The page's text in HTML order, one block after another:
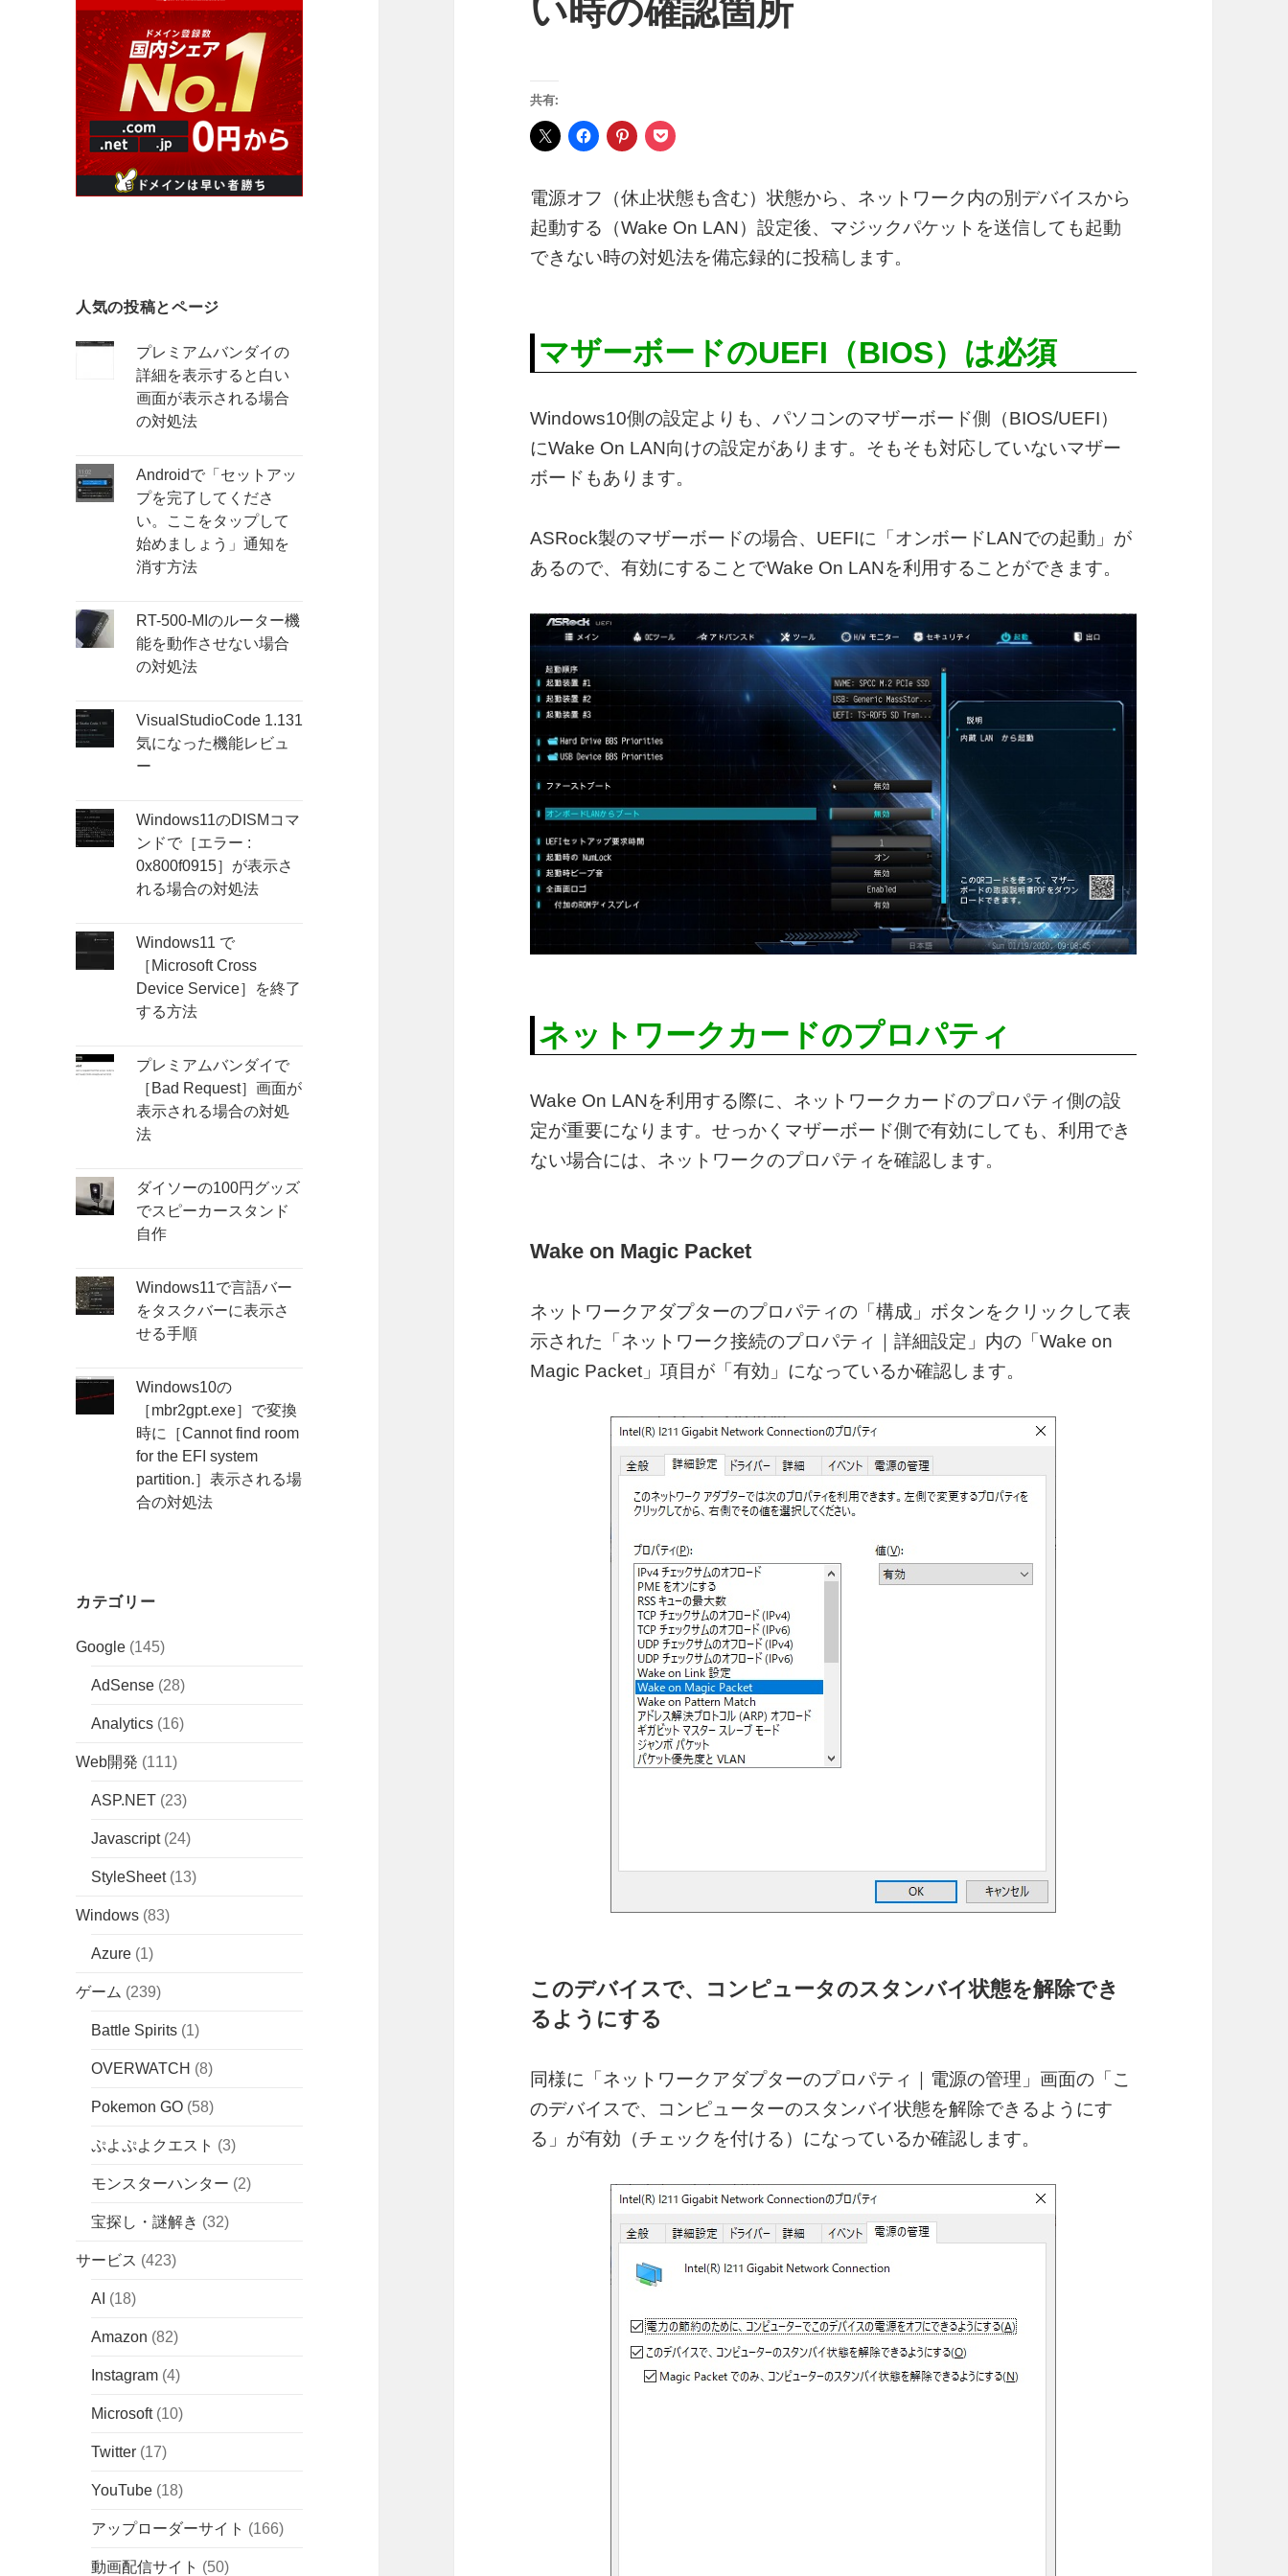
人気の投稿とページ
プレミアムバンダイの
詳細を表示すると白い
画面が表示される場合
の対処法
Androidで「セットアッ
プを完了してくださ
い。ここをタップして
始めましょう」通知を
消す方法
RT-500-MIのルーター機
能を動作させない場合
の対処法
VisualStudioCode 1.131
気になった機能レビュ
ー
Windows11のDISMコマ
ンドで［エラー :
0x800f0915］が表示さ
れる場合の対処法
Windows11 で
［Microsoft Cross
Device Service］を終了
する方法
プレミアムバンダイで
［Bad Request］画面が
表示される場合の対処
法
ダイソーの100円グッズ
でスピーカースタンド
自作
Windows11で言語バー
をタスクバーに表示さ
せる手順
Windows10の
［mbr2gpt.exe］で変換
時に［Cannot find room
for the EFI system
partition.］表示される場
合の対処法
カテゴリー
Google (145)
AdSense (28)
Analytics (16)
Web開発 (111)
ASP.NET (23)
Javascript(24)
StyleSheet(13)
Windows (83)
Azure (1)
ゲーム (239)
Battle Spirits (1)
OVERWATCH (8)
Pokemon GO (58)
ぷよぷよクエスト (3)
モンスターハンター (2)
宝探し・謎解き (32)
サービス (423)
AI (18)
Amazon (82)
Instagram (4)
Microsoft(10)
Twitter (17)
YouTube (18)
アップローダーサイト (166)
動画配信サイト (50)
い時の確認箇所
共有:
電源オフ（休止状態も含む）状態から、ネットワーク内の別デバイスから
起動する（Wake On LAN）設定後、マジックパケットを送信しても起動
できない時の対処法を備忘録的に投稿します。
マザーボードのUEFI（BIOS）は必須
Windows10側の設定よりも、パソコンのマザーボード側（BIOS/UEFI）
にWake On LAN向けの設定があります。そもそも対応していないマザー
ボードもあります。
ASRock製のマザーボードの場合、UEFIに「オンボードLANでの起動」が
あるので、有効にすることでWake On LANを利用することができます。
ネットワークカードのプロパティ
Wake On LANを利用する際に、ネットワークカードのプロパティ側の設
定が重要になります。せっかくマザーボード側で有効にしても、利用でき
ない場合には、ネットワークのプロパティを確認します。
Wake on Magic Packet
ネットワークアダプターのプロパティの「構成」ボタンをクリックして表
示された「ネットワーク接続のプロパティ｜詳細設定」内の「Wake on
Magic Packet」項目が「有効」になっているか確認します。
このデバイスで、コンピュータのスタンバイ状態を解除でき
るようにする
同様に「ネットワークアダプターのプロパティ｜電源の管理」画面の「こ
のデバイスで、コンピューターのスタンバイ状態を解除できるようにす
る」が有効（チェックを付ける）になっているか確認します。